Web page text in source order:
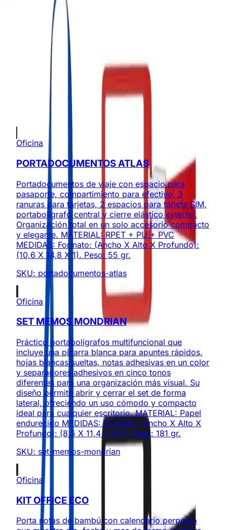
Información Importante
Personalización disponible (logo, colores,
grabado)
Cotización sin compromiso
Envíos a todo Colombia
Productos Relacionados
Oficina
PORTADOCUMENTOS ATLAS
Portadocumentos de viaje con espacio para
pasaporte, compartimiento para efectivo, 3
ranuras para tarjetas, 2 espacios para tarjeta SIM,
portabolígrafo central y cierre elástico externo.
Organización total en un solo accesorio compacto
y elegante. MATERIAL: RPET + PU + PVC
MEDIDAS: Formato: (Ancho X Alto X Profundo):
(10,6 X 14,8 X 1). Peso: 55 gr.
SKU: portadocumentos-atlas
Oficina
SET MEMOS MONDRIAN
Práctico portabolígrafos multifuncional que
incluye una pizarra blanca para apuntes rápidos,
hojas blancas sueltas, notas adhesivas en un color
y separadores adhesivos en cinco tonos
diferentes para una organización más visual. Su
diseño permite abrir y cerrar el set de forma
lateral, ofreciendo un uso cómodo y compacto
ideal para cualquier escritorio. MATERIAL: Papel
endurecido MEDIDAS: Formato: (Ancho X Alto X
Profundo): (8,5 X 11,4 X 8,5). Peso: 181 gr.
SKU: set-memos-mondrian
Oficina
KIT OFFICE ECO
Porta notas de bambú con calendario perpetuo